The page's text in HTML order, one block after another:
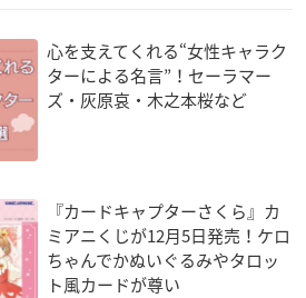
心を支えてくれる“女性キャラク
ターによる名言”！セーラマー
ズ・灰原哀・木之本桜など
『カードキャプターさくら』カ
ミアニくじが12月5日発売！ケロ
ちゃんでかぬいぐるみやタロッ
ト風カードが尊い